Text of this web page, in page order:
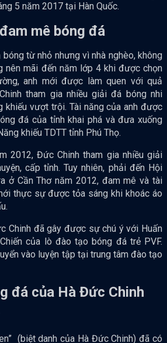
5 năm 2017 tại Hàn Quốc.
mê bóng đá
từ nhỏ nhưng vì nhà nghèo, không
nên mãi đến năm lớp 4 khi được chọn
anh mới được làm quen với quả
tham gia nhiều giải đá bóng nhi
khiếu vượt trội. Tài năng của anh được
đá của tỉnh khai phá và đưa xuống
khiếu TDTT tỉnh Phú Thọ.
2012, Đức Chinh tham gia nhiều giải
cấp tỉnh. Tuy nhiên, phải đến Hội
ở Cần Thơ năm 2012, đam mê và tài
thực sự được tỏa sáng khi khoác áo
Chinh đã gây được sự chú ý với Huấn
của lò đào tạo bóng đá trẻ PVF.
vào luyện tập tại trung tâm đào tạo
đá của Hà Đức Chinh
(biệt danh của Hà Đức Chinh) đã có